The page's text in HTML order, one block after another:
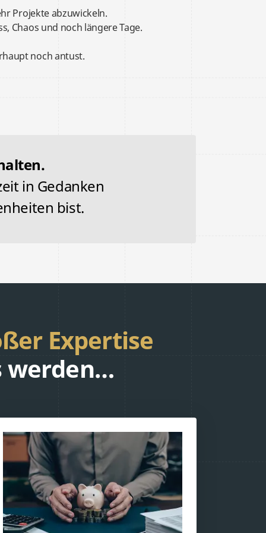
Projekte abzuwickeln.
Chaos und noch längere Tage.
noch antust.
in Gedanken
bist.
Expertise
werden…